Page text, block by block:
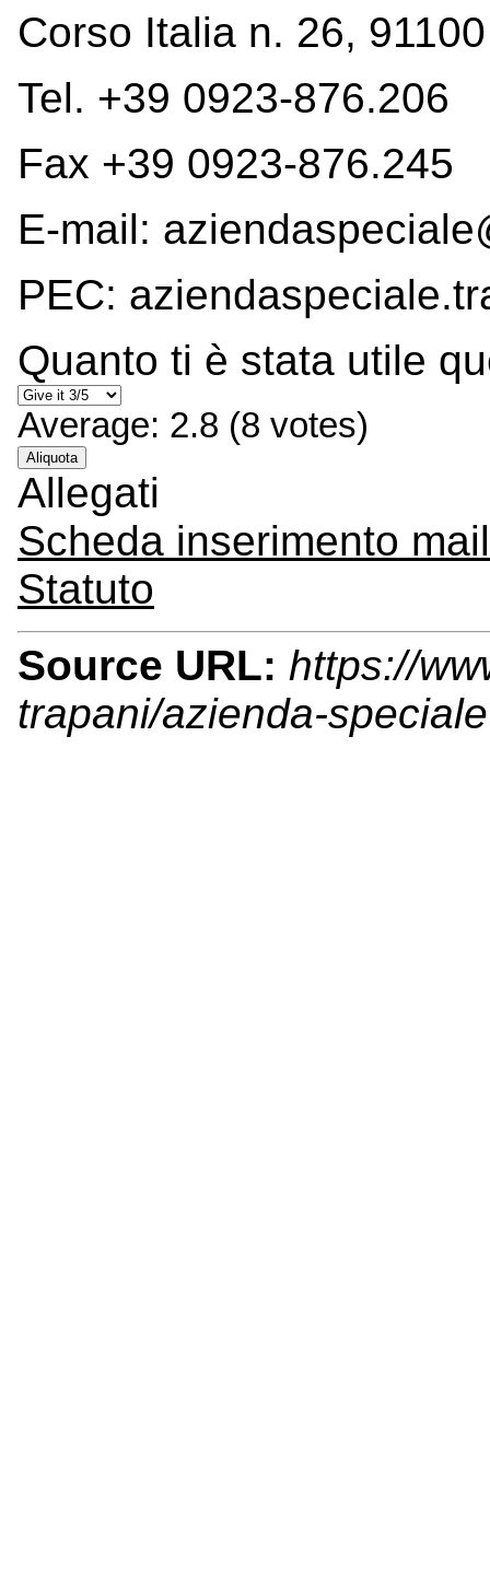
Corso Italia n. 26,
Tel. +39 0923-876.206
Fax +39 0923-876.245
E-mail:
PEC:
Quanto ti è stata utile
Average: 2.8 (8 votes)
Aliquota
Allegati
Scheda inserimento
Statuto
Source URL: https://
trapani/azienda-speciale